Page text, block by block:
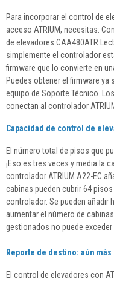
Para incorporar el control de
acceso ATRIUM, necesitas:
de elevadores CAA480ATR
simplemente el controlador
firmware que lo convierte en
Puedes obtener el firmware
equipo de Soporte Técnico.
conectan al controlador
Capacidad de control de
El número total de pisos que
¡Eso es tres veces y media la
controlador ATRIUM A22-EC
cabinas pueden cubrir 64
controlador. Se pueden añadir
aumentar el número de
gestionados no puede exceder
Reporte de destino: aún más
El control de elevadores con